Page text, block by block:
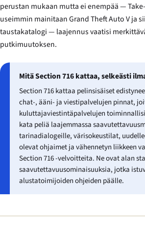
perustan mukaan mutta ei enempää —
useimmin mainitaanGrand Theft Auto Vja
taustakatalogi — laajennus vaatisi
putkimuutoksen.
Mitä Section 716 kattaa, selkeästi
Section 716 kattaa pelinsisäiset
chat-, ääni- ja viestipalvelujen pinnat,
kuluttajaviestintäpalvelujen
kata peliä laajemmassa
tarinadialogeille, värisokeustilat,
olevat ohjaimet ja vähennetyn liikkeen
Section 716 -velvoitteita. Ne ovat alan
saavutettavuusominaisuuksia, jotka
alustatoimijoiden ohjeiden päälle.